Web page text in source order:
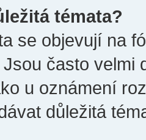
témata?
se objevují na
často velmi
u oznámení
důležitá